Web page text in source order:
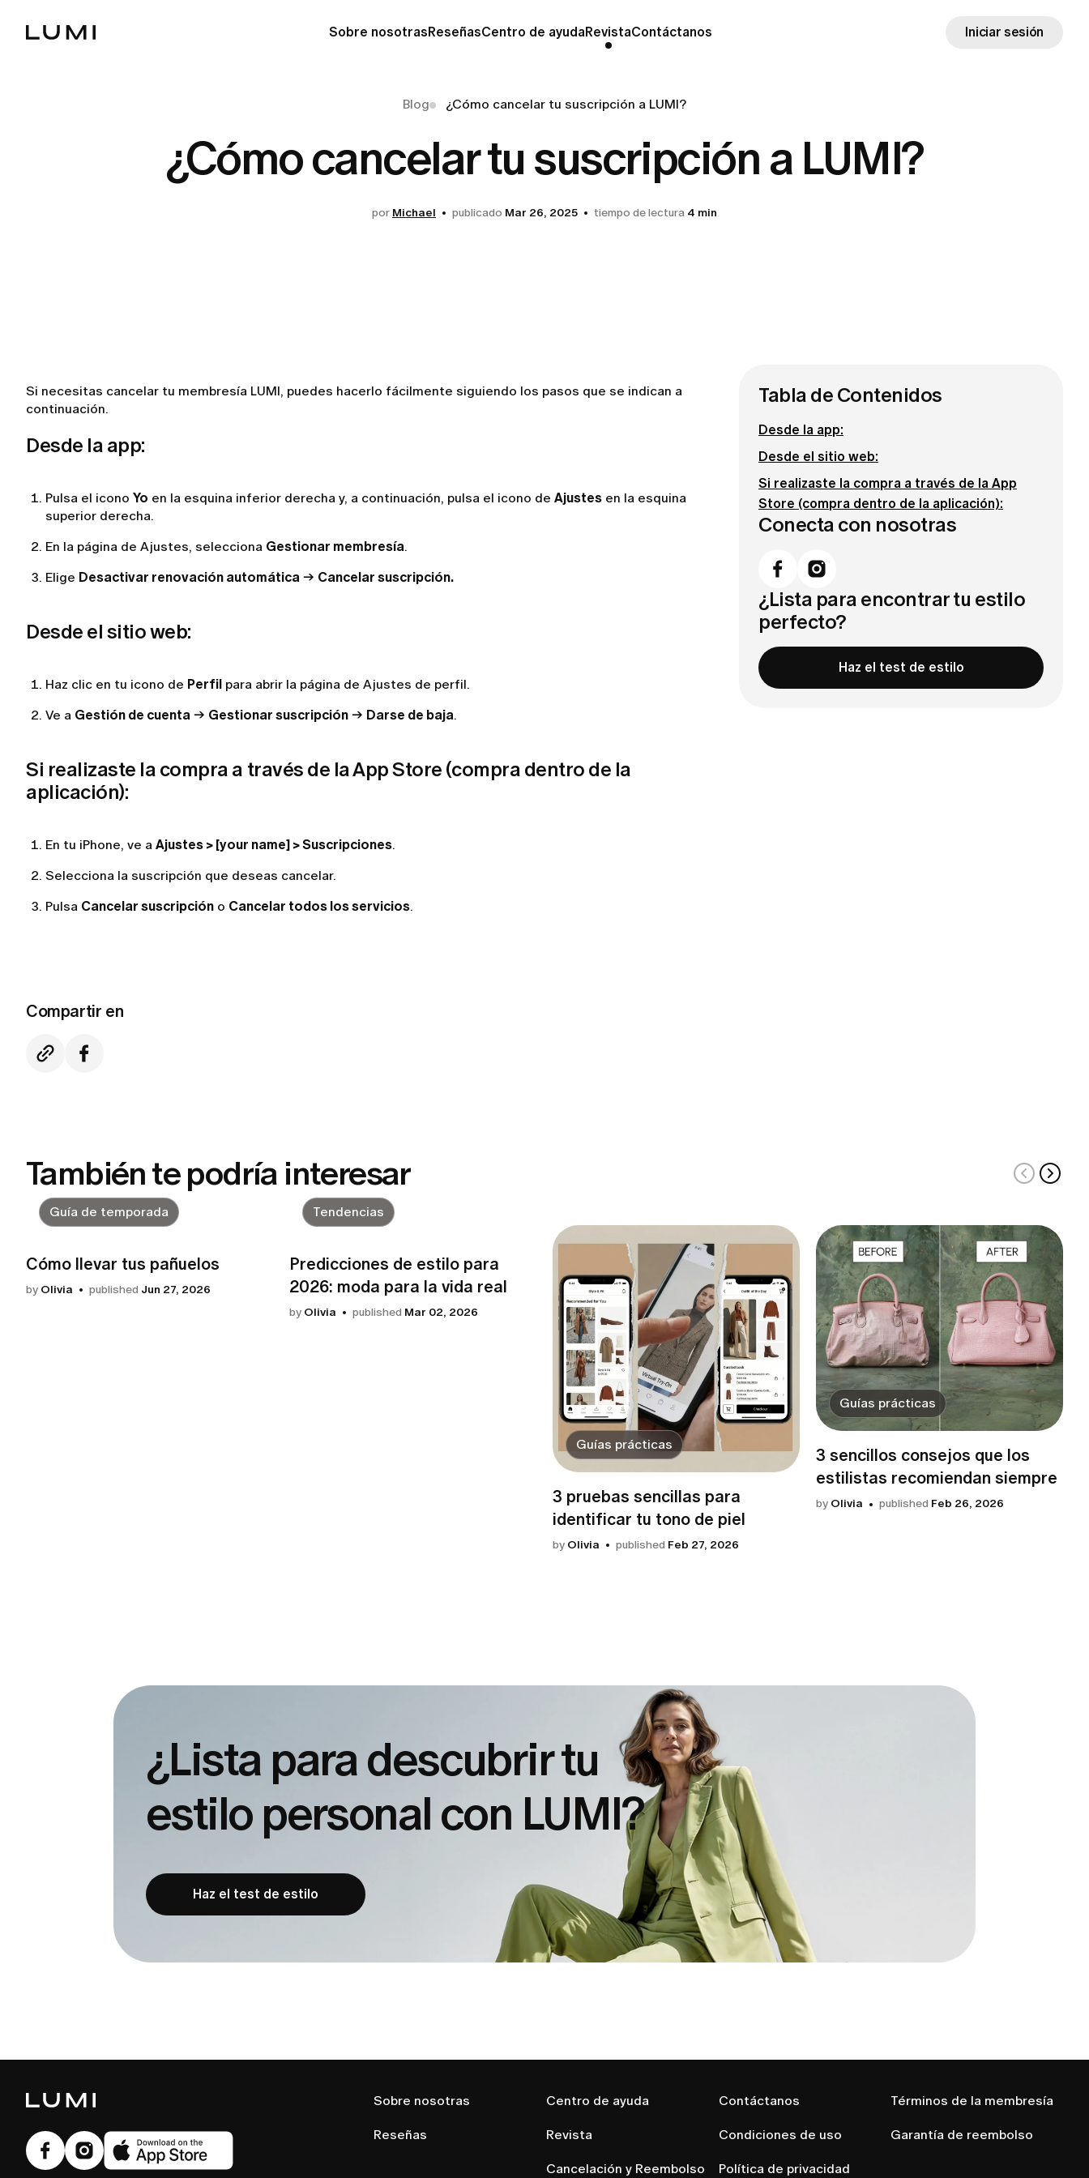
Sobre nosotrasReseñasCentro de ayudaRevistaContáctanos Iniciar sesión
Blog ¿Cómo cancelar tu suscripción a LUMI?
¿Cómo cancelar tu suscripción a LUMI?
por Michael publicado Mar 26, 2025 tiempo de lectura 4 min
Si necesitas cancelar tu membresía LUMI, puedes hacerlo fácilmente siguiendo los pasos que se indican a
continuación.
Desde la app:
Pulsa el icono Yo en la esquina inferior derecha y, a continuación, pulsa el icono de Ajustes en la esquina
superior derecha.
En la página de Ajustes, selecciona Gestionar membresía.
Elige Desactivar renovación automática → Cancelar suscripción.
Desde el sitio web:
Haz clic en tu icono de Perfil para abrir la página de Ajustes de perfil.
Ve a Gestión de cuenta → Gestionar suscripción → Darse de baja.
Si realizaste la compra a través de la App Store (compra dentro de la
aplicación):
En tu iPhone, ve a Ajustes > [your name] > Suscripciones.
Selecciona la suscripción que deseas cancelar.
Pulsa Cancelar suscripción o Cancelar todos los servicios.
Tabla de Contenidos
Desde la app:
Desde el sitio web:
Si realizaste la compra a través de la App
Store (compra dentro de la aplicación):
Conecta con nosotras
¿Lista para encontrar tu estilo
perfecto?
Haz el test de estilo
Compartir en
También te podría interesar
Guía de temporada
Cómo llevar tus pañuelos
by Olivia published Jun 27, 2026
Tendencias
Predicciones de estilo para
2026: moda para la vida real
by Olivia published Mar 02, 2026
Guías prácticas
3 pruebas sencillas para
identificar tu tono de piel
by Olivia published Feb 27, 2026
Guías prácticas
3 sencillos consejos que los
estilistas recomiendan siempre
by Olivia published Feb 26, 2026
¿Lista para descubrir tu
estilo personal con LUMI?
Haz el test de estilo
Sobre nosotras
Reseñas
Centro de ayuda
Cancelación y Reembolso
Revista
Contáctanos
Condiciones de uso
Política de privacidad
Términos de la membresía
Garantía de reembolso